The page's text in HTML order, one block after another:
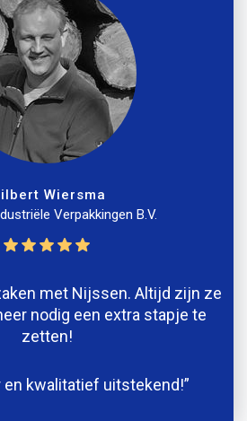
Wiersma
Verpakkingen B.V.
met Nijssen. Altijd zijn ze
nodig een extra stapje te
zetten!
en kwalitatief uitstekend!”